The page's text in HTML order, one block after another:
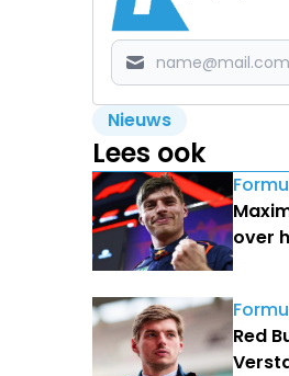
Nieuws
Lees ook
over
Red